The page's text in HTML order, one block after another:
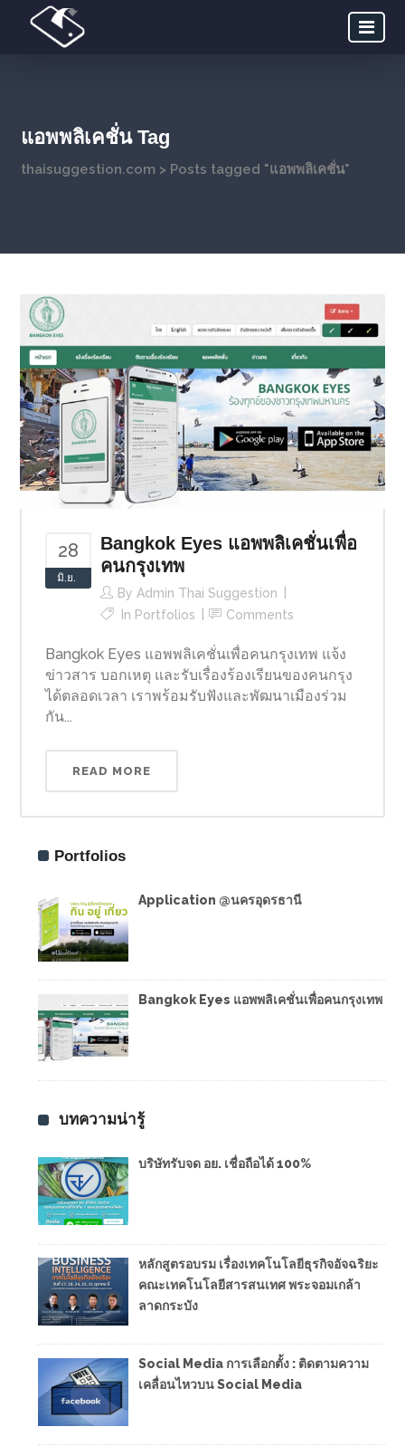
แอพพลิเคชั่น Tag
thaisuggestion.com> Posts tagged "แอพพลิเคชั่น"
28
มิ.ย.
Bangkok Eyes แอพพลิเคชั่นเพื่อ
คนกรุงเทพ
By Admin Thai Suggestion
In Portfolios Comments
Bangkok Eyes แอพพลิเคชั่นเพื่อคนกรุงเทพ แจ้ง
ข่าวสาร บอกเหตุ และรับเรื่องร้องเรียนของคนกรุง
ได้ตลอดเวลา เราพร้อมรับฟังและพัฒนาเมืองร่วม
กัน...
READ MORE
Portfolios
Application @นครอุดรธานี
Bangkok Eyes แอพพลิเคชั่นเพื่อคนกรุงเทพ
บทความน่ารู้
บริษัทรับจด อย. เชื่อถือได้ 100%
หลักสูตรอบรม เรื่องเทคโนโลยีธุรกิจอัจฉริยะ
คณะเทคโนโลยีสารสนเทศ พระจอมเกล้า
ลาดกระบัง
Social Media การเลือกตั้ง : ติดตามความ
เคลื่อนไหวบน Social Media